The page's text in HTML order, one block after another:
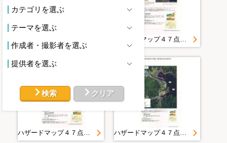
カテゴリを選ぶ
テーマを選ぶ
作成者・撮影者を選ぶ
提供者を選ぶ
検索 クリア
ハザードマップ４７点＿田野畑村＿岩手県津波浸水予測図＿地区別図（田野畑村・平井賀）
ハザードマップ４７点＿野田村＿岩手県津波浸水予測図＿地区別図（野田村野田） ハザードマップ４７点＿釜石市＿岩手県津波浸水予測図＿地区別図（釜石市釜石湾）